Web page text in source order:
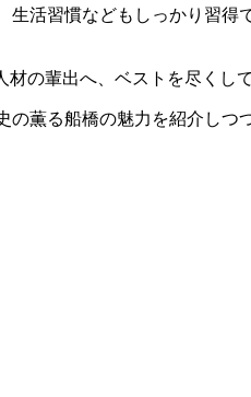
活習慣などもしっかり習
の輩出へ、ベストを尽くし
薫る船橋の魅力を紹介しつ